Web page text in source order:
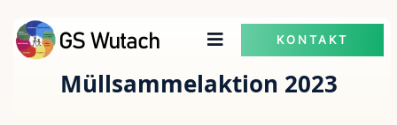
KONTAKT
Müllsammelaktion 2023